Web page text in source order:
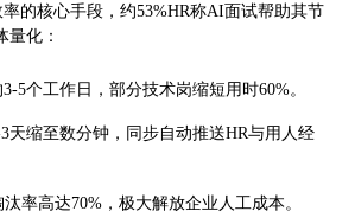
的核心手段，约53%HR称AI面试帮助其节
量化：
5个工作日，部分技术岗缩短用时60%。
天缩至数分钟，同步自动推送HR与用人经
率高达70%，极大解放企业人工成本。